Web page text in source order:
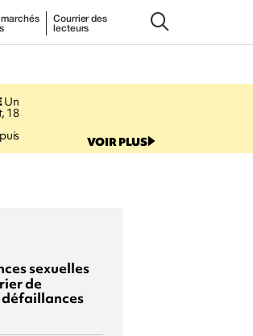
marchés
Courrier des
lecteurs
Un
18
VOIR PLUS
sexuelles
de